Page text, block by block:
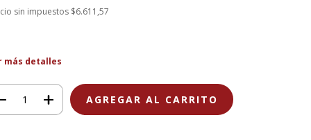
sin impuestos $6.611,57
más detalles